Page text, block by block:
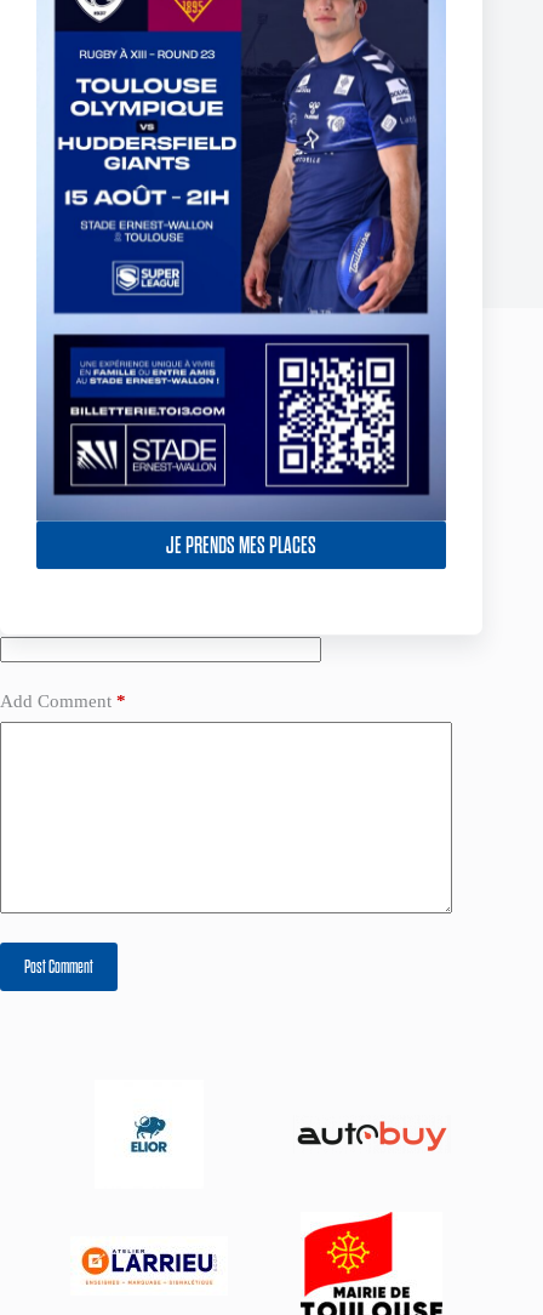
JE PRENDS MES PLACES
Two Toulouse Olympique Academy Graduates Sign Their
First Professional Contracts.
5 August 2026
Leave a Reply
Your email address will not be published. Required fields are marked
Add Comment *
Post Comment